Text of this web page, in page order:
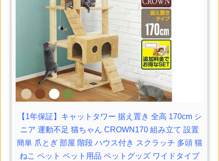
【1年保証】キャットタワー 据え置き 全高 170cm シ
ニア 運動不足 猫ちゃん CROWN170 組み立て 設置
簡単 爪とぎ 部屋 階段 ハウス付き スクラッチ 多頭 猫
ねこ ペット ペット用品 ペットグッズ ワイドタイプ